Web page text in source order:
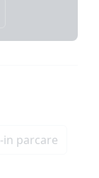
in parcare